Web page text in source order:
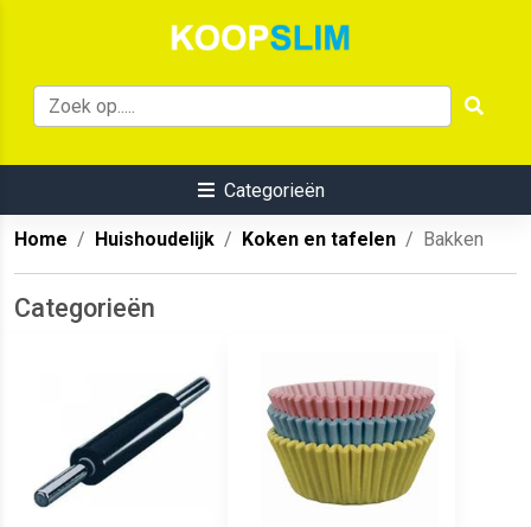
Categorieën
Home Huishoudelijk Koken en tafelen Bakken
Categorieën